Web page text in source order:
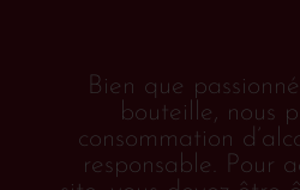
Accueil/
alcools/Rosé/France/
Bien que
bouteille, nous
consommation
responsable. Pour